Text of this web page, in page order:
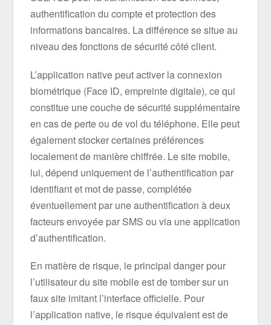
authentification du compte et protection des
informations bancaires. La différence se situe au
niveau des fonctions de sécurité côté client.
L’application native peut activer la connexion
biométrique (Face ID, empreinte digitale), ce qui
constitue une couche de sécurité supplémentaire
en cas de perte ou de vol du téléphone. Elle peut
également stocker certaines préférences
localement de manière chiffrée. Le site mobile,
lui, dépend uniquement de l’authentification par
identifiant et mot de passe, complétée
éventuellement par une authentification à deux
facteurs envoyée par SMS ou via une application
d’authentification.
En matière de risque, le principal danger pour
l’utilisateur du site mobile est de tomber sur un
faux site imitant l’interface officielle. Pour
l’application native, le risque équivalent est de